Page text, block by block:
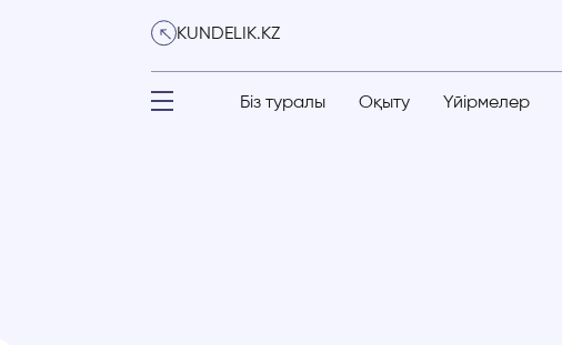
KUNDELIK.KZ
Біз туралы Оқыту Үйірмелер